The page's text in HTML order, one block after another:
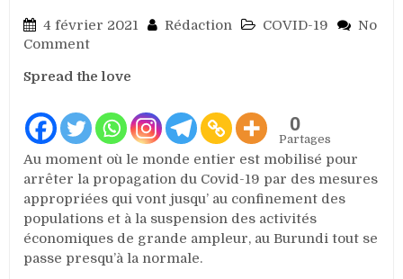
4 février 2021 Rédaction COVID-19
No
Commenton
:
manque
de
transparence
et
d’harmonisation
des
mesures
de
lutte
Spread the love
0
Partages
Au moment où le monde entier est mobilisé pour
arrêter la propagation du Covid-19 par des mesures
appropriées qui vont jusqu’ au confinement des
populations et à la suspension des activités
économiques de grande ampleur, au Burundi tout se
passe presqu’à la normale.